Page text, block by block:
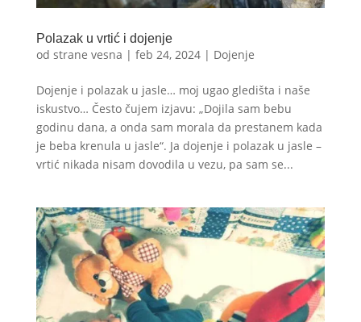
Polazak u vrtić i dojenje
od strane vesna | feb 24, 2024| Dojenje
Dojenje i polazak u jasle… moj ugao gledišta i naše
iskustvo… Često čujem izjavu: „Dojila sam bebu
godinu dana, a onda sam morala da prestanem kada
je beba krenula u jasle“. Ja dojenje i polazak u jasle –
vrtić nikada nisam dovodila u vezu, pa sam se...